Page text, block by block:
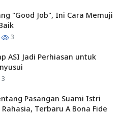
"Good Job", Ini Cara Memuji
3
ASI Jadi Perhiasan untuk
3
Pasangan Suami Istri
Terbaru A Bona Fide